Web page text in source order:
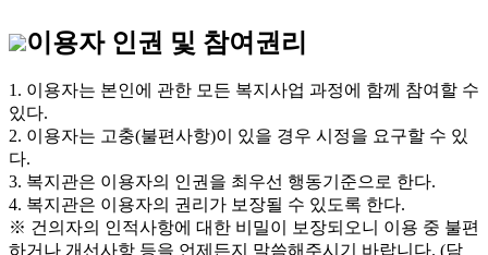
이용자 인권 및 참여권리
1. 이용자는 본인에 관한 모든 복지사업 과정에 함께 참여할 수
있다.
2. 이용자는 고충(불편사항)이 있을 경우 시정을 요구할 수 있
다.
3. 복지관은 이용자의 인권을 최우선 행동기준으로 한다.
4. 복지관은 이용자의 권리가 보장될 수 있도록 한다.
※ 건의자의 인적사항에 대한 비밀이 보장되오니 이용 중 불편
하거나 개선사항 등을 언제든지 말씀해주시기 바랍니다. (담